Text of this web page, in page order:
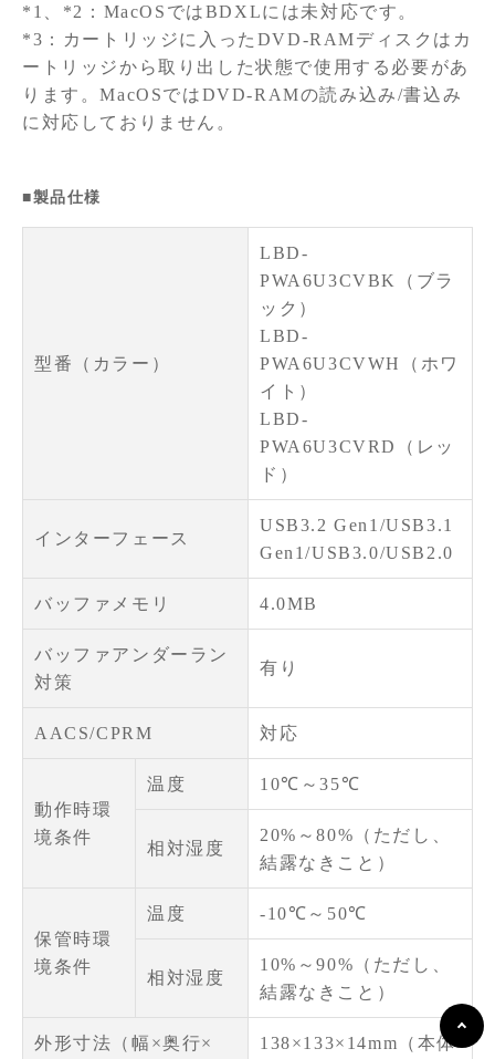
*1、*2：MacOSではBDXLには未対応です。
*3：カートリッジに入ったDVD-RAMディスクはカ
ートリッジから取り出した状態で使用する必要があ
ります。MacOSではDVD-RAMの読み込み/書込み
に対応しておりません。
■製品仕様
型番（カラー）
LBD-
PWA6U3CVBK（ブラ
ック）
LBD-
PWA6U3CVWH（ホワ
イト）
LBD-
PWA6U3CVRD（レッ
ド）
インターフェース
USB3.2 Gen1/USB3.1
Gen1/USB3.0/USB2.0
バッファメモリ 4.0MB
バッファアンダーラン
対策
有り
AACS/CPRM 対応
動作時環
境条件
温度 10℃～35℃
相対湿度
20%～80%（ただし、
結露なきこと）
保管時環
境条件
温度 -10℃～50℃
相対湿度
10%～90%（ただし、
結露なきこと）
外形寸法（幅×奥行× 138×133×14mm（本体